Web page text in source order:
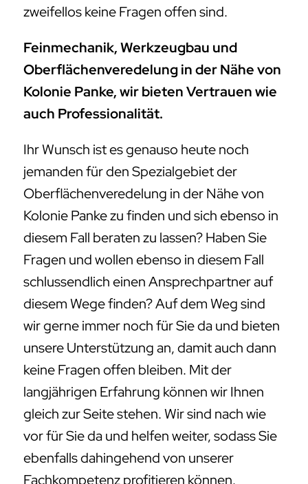
zweifellos keine Fragen offen sind.
Feinmechanik, Werkzeugbau und
Oberflächenveredelung in der Nähe von
Kolonie Panke, wir bieten Vertrauen wie
auch Professionalität.
Ihr Wunsch ist es genauso heute noch
jemanden für den Spezialgebiet der
Oberflächenveredelung in der Nähe von
Kolonie Panke zu finden und sich ebenso in
diesem Fall beraten zu lassen? Haben Sie
Fragen und wollen ebenso in diesem Fall
schlussendlich einen Ansprechpartner auf
diesem Wege finden? Auf dem Weg sind
wir gerne immer noch für Sie da und bieten
unsere Unterstützung an, damit auch dann
keine Fragen offen bleiben. Mit der
langjährigen Erfahrung können wir Ihnen
gleich zur Seite stehen. Wir sind nach wie
vor für Sie da und helfen weiter, sodass Sie
ebenfalls dahingehend von unserer
Fachkompetenz profitieren können.